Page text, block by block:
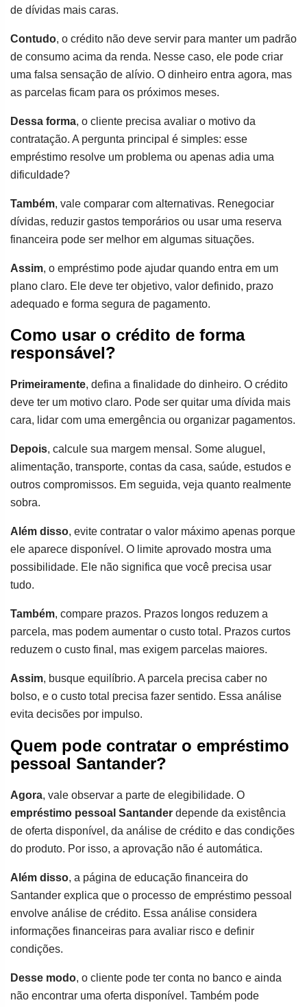
de dívidas mais caras.
Contudo, o crédito não deve servir para manter um padrão
de consumo acima da renda. Nesse caso, ele pode criar
uma falsa sensação de alívio. O dinheiro entra agora, mas
as parcelas ficam para os próximos meses.
Dessa forma, o cliente precisa avaliar o motivo da
contratação. A pergunta principal é simples: esse
empréstimo resolve um problema ou apenas adia uma
dificuldade?
Também, vale comparar com alternativas. Renegociar
dívidas, reduzir gastos temporários ou usar uma reserva
financeira pode ser melhor em algumas situações.
Assim, o empréstimo pode ajudar quando entra em um
plano claro. Ele deve ter objetivo, valor definido, prazo
adequado e forma segura de pagamento.
Como usar o crédito de forma
responsável?
Primeiramente, defina a finalidade do dinheiro. O crédito
deve ter um motivo claro. Pode ser quitar uma dívida mais
cara, lidar com uma emergência ou organizar pagamentos.
Depois, calcule sua margem mensal. Some aluguel,
alimentação, transporte, contas da casa, saúde, estudos e
outros compromissos. Em seguida, veja quanto realmente
sobra.
Além disso, evite contratar o valor máximo apenas porque
ele aparece disponível. O limite aprovado mostra uma
possibilidade. Ele não significa que você precisa usar
tudo.
Também, compare prazos. Prazos longos reduzem a
parcela, mas podem aumentar o custo total. Prazos curtos
reduzem o custo final, mas exigem parcelas maiores.
Assim, busque equilíbrio. A parcela precisa caber no
bolso, e o custo total precisa fazer sentido. Essa análise
evita decisões por impulso.
Quem pode contratar o empréstimo
pessoal Santander?
Agora, vale observar a parte de elegibilidade. O
empréstimo pessoal Santander depende da existência
de oferta disponível, da análise de crédito e das condições
do produto. Por isso, a aprovação não é automática.
Além disso, a página de educação financeira do
Santander explica que o processo de empréstimo pessoal
envolve análise de crédito. Essa análise considera
informações financeiras para avaliar risco e definir
condições.
Desse modo, o cliente pode ter conta no banco e ainda
não encontrar uma oferta disponível. Também pode